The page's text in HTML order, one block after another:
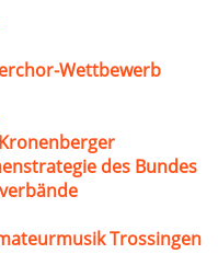
Wettbewerb
des Bundes
Trossingen